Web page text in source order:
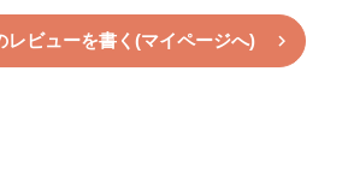
レビューを書く(マイページへ)